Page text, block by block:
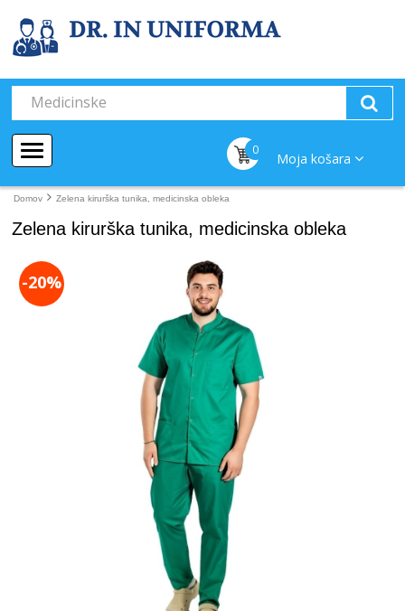
0
Moja košara
Domov Zelena kirurška tunika, medicinska obleka
Zelena kirurška tunika, medicinska obleka
-20%